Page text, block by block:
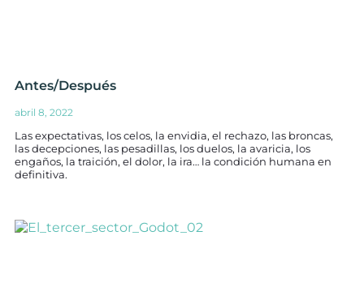
Antes/Después
abril 8, 2022
Las expectativas, los celos, la envidia, el rechazo, las broncas,
las decepciones, las pesadillas, los duelos, la avaricia, los
engaños, la traición, el dolor, la ira… la condición humana en
definitiva.